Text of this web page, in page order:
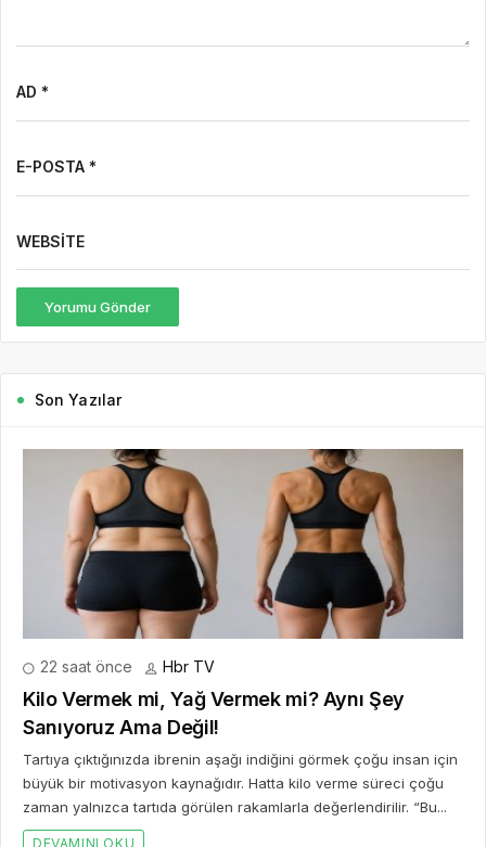
AD *
E-POSTA *
WEBSITE
Yorumu Gönder
Son Yazılar
22 saat önce Hbr TV
Kilo Vermek mi, Yağ Vermek mi? Aynı Şey
Sanıyoruz Ama Değil!
Tartıya çıktığınızda ibrenin aşağı indiğini görmek çoğu insan için
büyük bir motivasyon kaynağıdır. Hatta kilo verme süreci çoğu
zaman yalnızca tartıda görülen rakamlarla değerlendirilir. “Bu...
DEVAMINI OKU